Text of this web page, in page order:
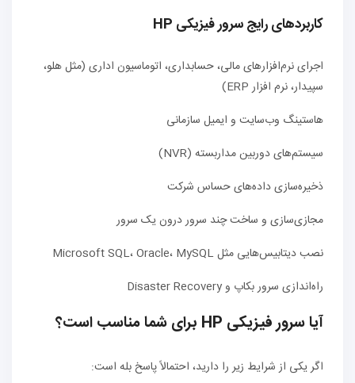
کاربردهای رایج سرور فیزیکی HP
اجرای نرم‌افزارهای مالی، حسابداری، اتوماسیون اداری (مثل هلو،
سپیدار، نرم افزار ERP)
هاستینگ وب‌سایت و ایمیل سازمانی
سیستم‌های دوربین مداربسته (NVR)
ذخیره‌سازی داده‌های حساس شرکت
مجازی‌سازی و ساخت چند سرور درون یک سرور
نصب دیتابیس‌هایی مثل Microsoft SQL، Oracle، MySQL
راه‌اندازی سرور بکاپ و Disaster Recovery
آیا سرور فیزیکی HP برای شما مناسب است؟
اگر یکی از شرایط زیر را دارید، احتمالاً پاسخ بله است: